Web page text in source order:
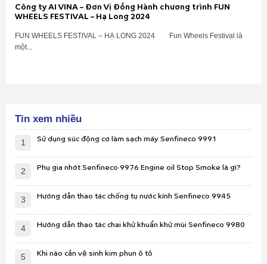
Công ty AI VINA – Đơn Vị Đồng Hành chương trình FUN
WHEELS FESTIVAL – Hạ Long 2024
FUN WHEELS FESTIVAL – HẠ LONG 2024 Fun Wheels Festival là
một...
Tin xem nhiều
1 Sử dụng súc động cơ làm sạch máy Senfineco 9991
2 Phụ gia nhớt Senfineco 9976 Engine oil Stop Smoke là gì?
3 Hướng dẫn thao tác chống tụ nước kính Senfineco 9945
4 Hướng dẫn thao tác chai khử khuẩn khử mùi Senfineco 9980
5 Khi nào cần vệ sinh kim phun ô tô